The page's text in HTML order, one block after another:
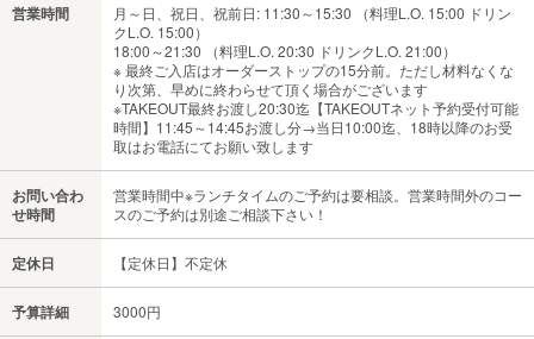
営業時間
月～日、祝日、祝前日: 11:30～15:30 （料理L.O. 15:00 ドリン
クL.O. 15:00）
18:00～21:30 （料理L.O. 20:30 ドリンクL.O. 21:00）
※ 最終ご入店はオーダーストップの15分前。ただし材料なくな
り次第、早めに終わらせて頂く場合がございます
※TAKEOUT最終お渡し20:30迄【TAKEOUTネット予約受付可能
時間】11:45～14:45お渡し分→当日10:00迄、18時以降のお受
取はお電話にてお願い致します
お問い合わ
せ時間
営業時間中※ランチタイムのご予約は要相談。営業時間外のコー
スのご予約は別途ご相談下さい！
定休日 【定休日】不定休
予算詳細 3000円